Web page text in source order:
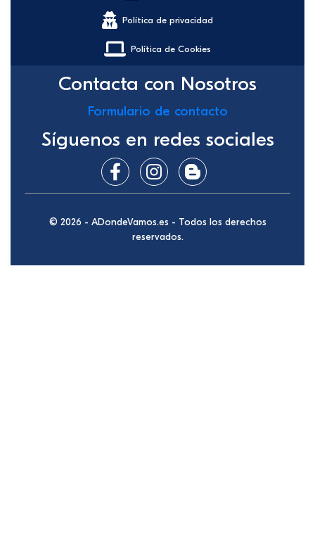
Política de privacidad
Política de Cookies
Contacta con Nosotros
Formulario de contacto
Síguenos en redes sociales
© 2026 - ADondeVamos.es - Todos los derechos
reservados.